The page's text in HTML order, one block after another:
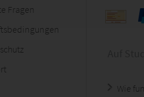
Fragen
Wie